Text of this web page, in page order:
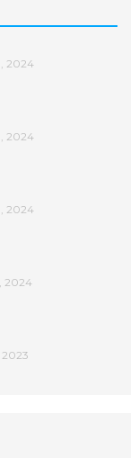
2024
2024
2024
2024
2023